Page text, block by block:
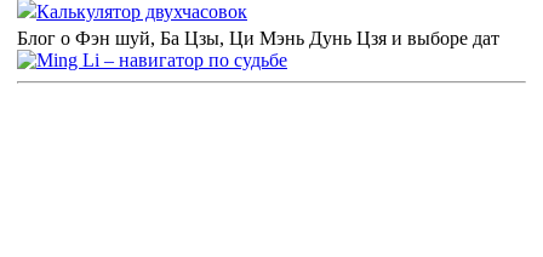
Калькулятор двухчасовок
Блог о Фэн шуй, Ба Цзы, Ци Мэнь Дунь Цзя и выборе дат